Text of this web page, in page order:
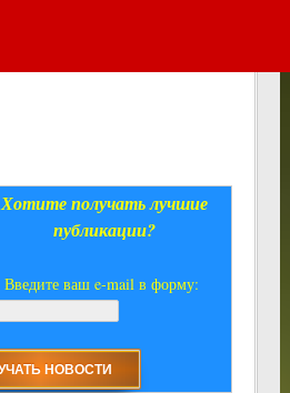
Хотите получать лучшие
публикации?
Введите ваш e-mail в форму: